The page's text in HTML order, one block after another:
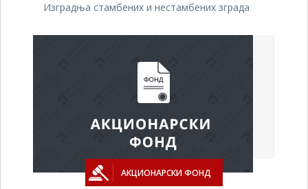
Изградња стамбених и нестамбених зграда
АКЦИОНАРСКИ ФОНД